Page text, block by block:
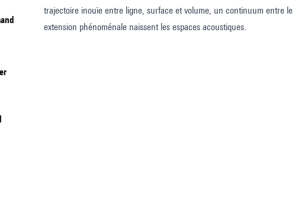
trajectoire inouïe entre ligne, surface et volume, un continuum entre
extension phénoménale naissent les espaces acoustiques.